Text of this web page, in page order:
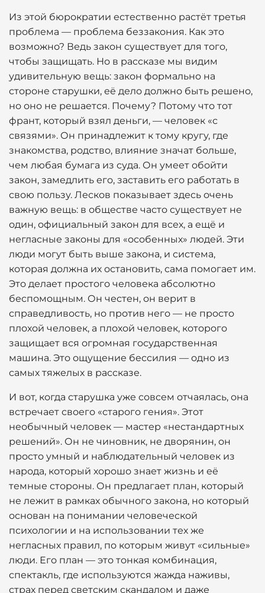
Из этой бюрократии естественно растёт третья
проблема — проблема беззакония. Как это
возможно? Ведь закон существует для того,
чтобы защищать. Но в рассказе мы видим
удивительную вещь: закон формально на
стороне старушки, её дело должно быть решено,
но оно не решается. Почему? Потому что тот
франт, который взял деньги, — человек «с
связями». Он принадлежит к тому кругу, где
знакомства, родство, влияние значат больше,
чем любая бумага из суда. Он умеет обойти
закон, замедлить его, заставить его работать в
свою пользу. Лесков показывает здесь очень
важную вещь: в обществе часто существует не
один, официальный закон для всех, а ещё и
негласные законы для «особенных» людей. Эти
люди могут быть выше закона, и система,
которая должна их остановить, сама помогает им.
Это делает простого человека абсолютно
беспомощным. Он честен, он верит в
справедливость, но против него — не просто
плохой человек, а плохой человек, которого
защищает вся огромная государственная
машина. Это ощущение бессилия — одно из
самых тяжелых в рассказе.
И вот, когда старушка уже совсем отчаялась, она
встречает своего «старого гения». Этот
необычный человек — мастер «нестандартных
решений». Он не чиновник, не дворянин, он
просто умный и наблюдательный человек из
народа, который хорошо знает жизнь и её
темные стороны. Он предлагает план, который
не лежит в рамках обычного закона, но который
основан на понимании человеческой
психологии и на использовании тех же
негласных правил, по которым живут «сильные»
люди. Его план — это тонкая комбинация,
спектакль, где используются жажда наживы,
страх перед светским скандалом и даже